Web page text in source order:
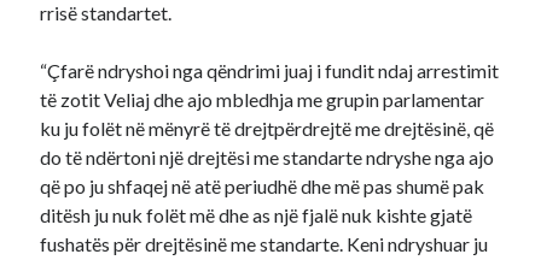
rrisë standartet.
“Çfarë ndryshoi nga qëndrimi juaj i fundit ndaj arrestimit
të zotit Veliaj dhe ajo mbledhja me grupin parlamentar
ku ju folët në mënyrë të drejtpërdrejtë me drejtësinë, që
do të ndërtoni një drejtësi me standarte ndryshe nga ajo
që po ju shfaqej në atë periudhë dhe më pas shumë pak
ditësh ju nuk folët më dhe as një fjalë nuk kishte gjatë
fushatës për drejtësinë me standarte. Keni ndryshuar ju